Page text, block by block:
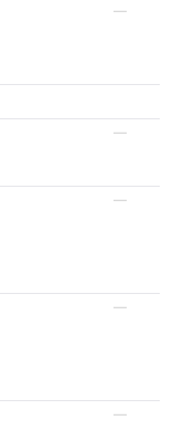
—
—
—
—
—